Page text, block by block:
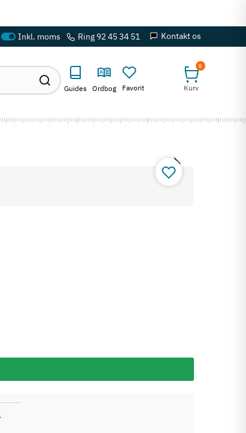
Ring 92 45 34 51 Kontakt os
Guides Ordbog Favorit
0
Kurv